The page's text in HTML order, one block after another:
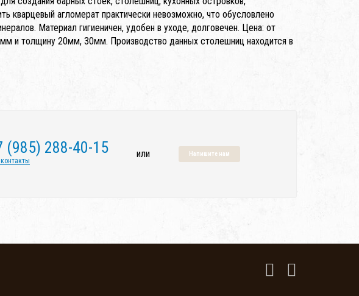
кварцевый агломерат практически невозможно, что обусловлено
Материал гигиеничен, удобен в уходе, долговечен. Цена: от
и толщину 20мм, 30мм. Производство данных столешниц находится в
(985) 288-40-15 или Напишите нам